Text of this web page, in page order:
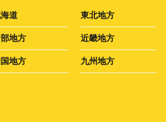
道 東北地方
地方 近畿地方
国地方 九州地方